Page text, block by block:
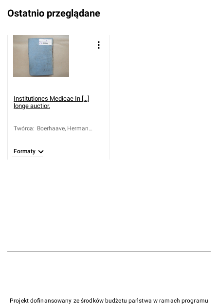
Ostatnio przeglądane
Institutiones Medicae In [...]
longe auctior.
Twórca: Boerhaave, Herman
Formaty
Projekt dofinansowany ze środków budżetu państwa w ramach programu